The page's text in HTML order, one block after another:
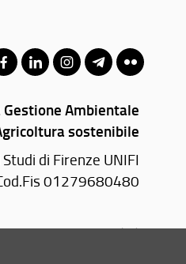
Ambientale
sostenibile
di Firenze UNIFI
01279680480
- 50144 Firenze (FI)